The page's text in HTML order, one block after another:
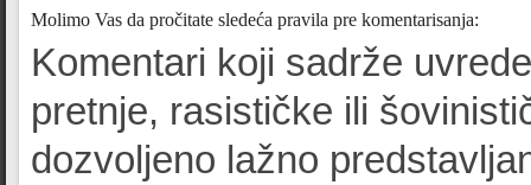
Molimo Vas da pročitate sledeća pravila pre komentarisanja:
Komentari koji sadrže
pretnje, rasističke ili
dozvoljeno lažno